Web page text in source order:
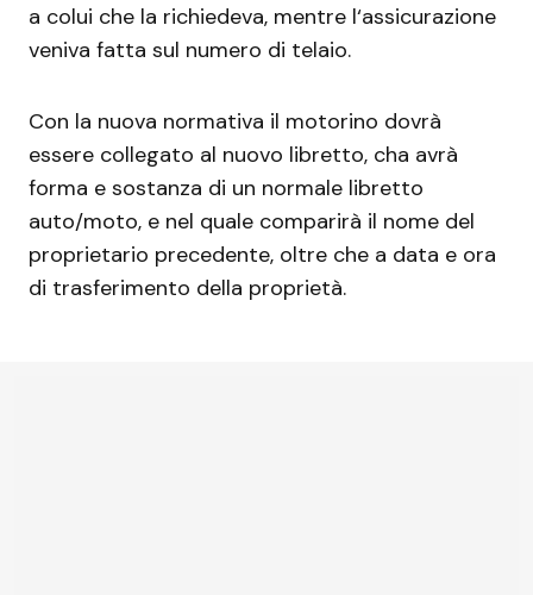
a colui che la richiedeva, mentre l‘assicurazione
veniva fatta sul numero di telaio.
Con la nuova normativa il motorino dovrà
essere collegato al nuovo libretto, cha avrà
forma e sostanza di un normale libretto
auto/moto, e nel quale comparirà il nome del
proprietario precedente, oltre che a data e ora
di trasferimento della proprietà.